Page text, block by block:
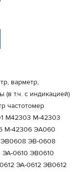
варметр,
т.ч. с индикацией)
частотомер
M42303 М-42303
М-42306 ЭA060
ЭВ-0608
0610 ЭB0610
ЭА-0612 ЭB0612